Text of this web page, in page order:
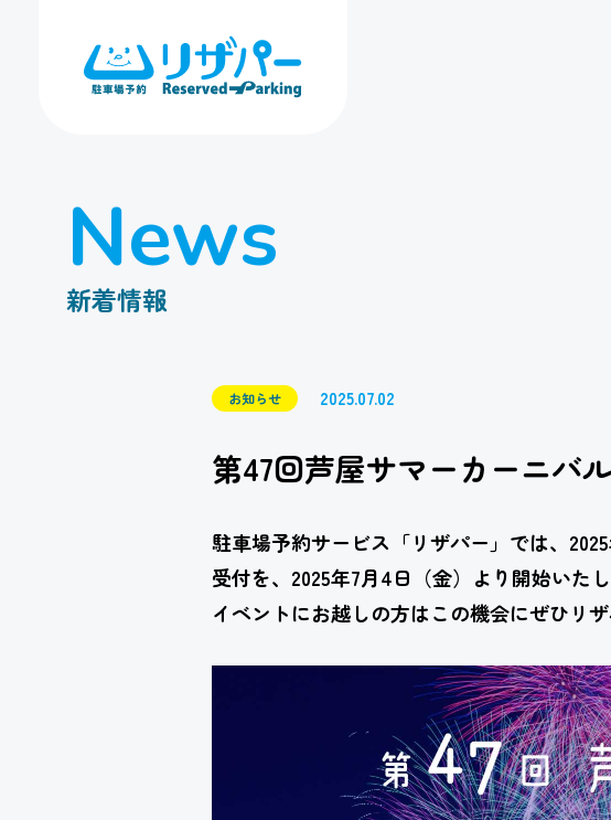
News
新着情報
お知らせ 2025.07.02
第47回芦屋サマーカーニバ
駐車場予約サービス「リザパー」では、
受付を、2025年7月4日（金）より開始いたし
イベントにお越しの方はこの機会にぜひリ